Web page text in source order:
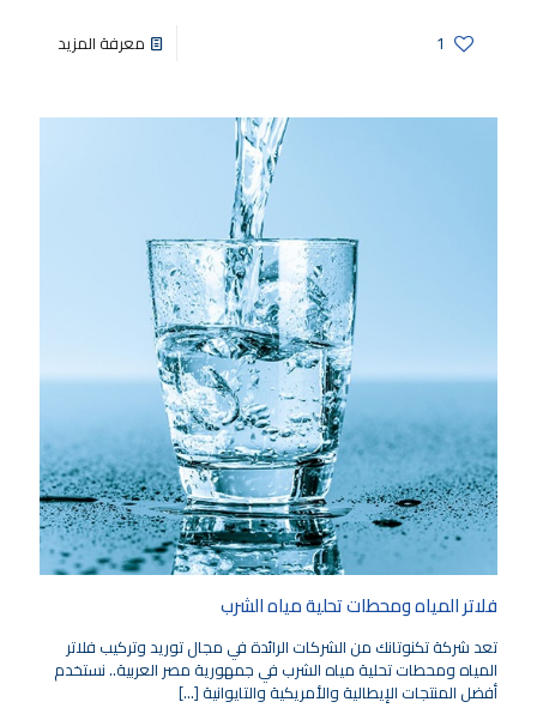
1
معرفة المزيد
فلاتر المياه ومحطات تحلية مياه الشرب
تعد شركة تكنوتانك من الشركات الرائدة في مجال توريد وتركيب فلاتر
المياه ومحطات تحلية مياه الشرب في جمهورية مصر العربية.. نستخدم
أفضل المنتجات الإيطالية والأمريكية والتايوانية […]